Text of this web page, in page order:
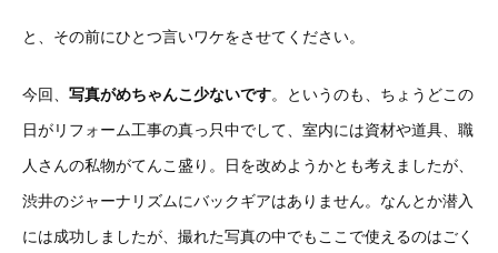
と、その前にひとつ言いワケをさせてください。
今回、 写真がめちゃんこ少ないです。というのも、ちょうどこの
日がリフォーム工事の真っ只中でして、室内には資材や道具、職
人さんの私物がてんこ盛り。日を改めようかとも考えましたが、
渋井のジャーナリズムにバックギアはありません。なんとか潜入
には成功しましたが、撮れた写真の中でもここで使えるのはごく